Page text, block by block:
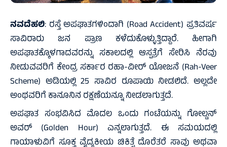
ನವದೆಹಲಿ: ರಸ್ತೆ ಅಪಘಾತಗಳಿಂದಾಗಿ (Road Accident) ಪ್ರತಿವರ್ಷ
ಸಾವಿರಾರು ಜನ ಪ್ರಾಣ ಕಳೆದುಕೊಳ್ಳುತ್ತಿದ್ದಾರೆ. ಹೀಗಾಗಿ
ಅಪಘಾತಕ್ಕೊಳಗಾದವರನ್ನು ಸಕಾಲದಲ್ಲಿ ಆಸ್ಪತ್ರೆಗೆ ಸೇರಿಸಿ ನೆರವು
ನೀಡುವವರಿಗೆ ಕೇಂದ್ರ ಸರ್ಕಾರ ರಹಾ-ವೀರ್ ಯೋಜನೆ (Rah-Veer
Scheme) ಅಡಿಯಲ್ಲಿ 25 ಸಾವಿರ ರೂಪಾಯಿ ನೀಡಲಿದೆ. ಅಲ್ಲದೇ
ಅಂಥವರಿಗೆ ಕಾನೂನಿನ ರಕ್ಷಣೆಯನ್ನೂ ನೀಡಲಾಗುತ್ತದೆ.
ಅಪಘಾತ ಸಂಭವಿಸಿದ ಮೊದಲ ಒಂದು ಗಂಟೆಯನ್ನು ಗೋಲ್ಡನ್
ಅವರ್ (Golden Hour) ಎನ್ನಲಾಗುತ್ತದೆ. ಈ ಸಮಯದಲ್ಲಿ
ಗಾಯಾಳುವಿಗೆ ಸೂಕ್ತ ವೈದ್ಯಕೀಯ ಚಿಕಿತ್ಸೆ ದೊರೆತರೆ ಸಾವು ಅಥವಾ